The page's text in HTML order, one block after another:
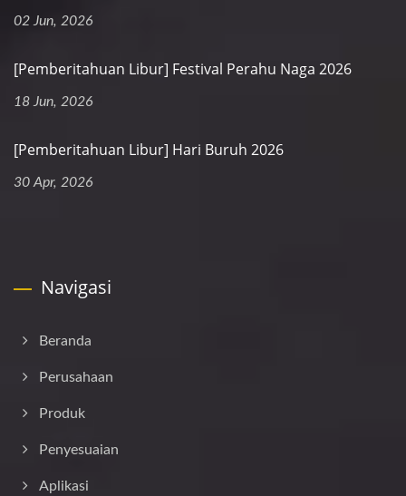
02 Jun, 2026
[Pemberitahuan Libur] Festival Perahu Naga 2026
18 Jun, 2026
[Pemberitahuan Libur] Hari Buruh 2026
30 Apr, 2026
Navigasi
Beranda
Perusahaan
Produk
Penyesuaian
Aplikasi